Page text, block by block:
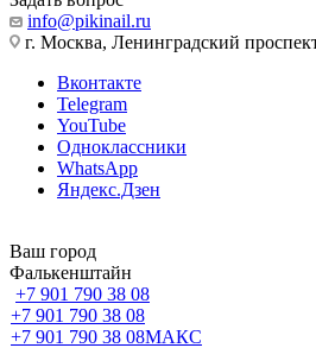
info@pikinail.ru
г. Москва, Ленинградский
Вконтакте
Telegram
YouTube
Одноклассники
WhatsApp
Яндекс.Дзен
Ваш город
Фалькенштайн
+7 901 790 38 08
+7 901 790 38 08
+7 901 790 38 08МАКС